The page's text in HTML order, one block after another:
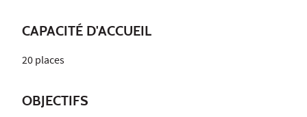
CAPACITÉ D'ACCUEIL
20 places
OBJECTIFS